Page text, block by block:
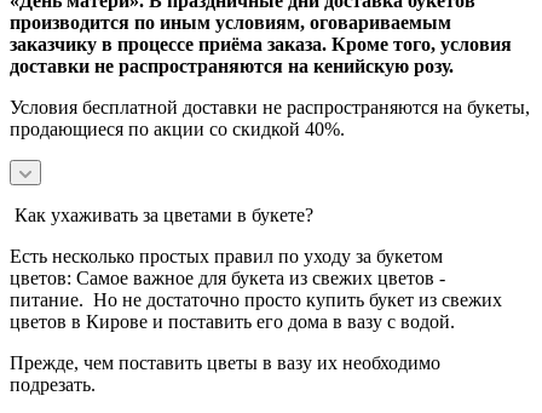
производится по иным условиям, оговариваемым
заказчику в процессе приёма заказа. Кроме того, условия
доставки не распространяются на кенийскую розу.
Условия бесплатной доставки не распространяются на букеты,
продающиеся по акции со скидкой 40%.
Как ухаживать за цветами в букете?
Есть несколько простых правил по уходу за букетом
цветов: Самое важное для букета из свежих цветов -
питание. Но не достаточно просто купить букет из свежих
цветов в Кирове и поставить его дома в вазу с водой.
Прежде, чем поставить цветы в вазу их необходимо
подрезать.